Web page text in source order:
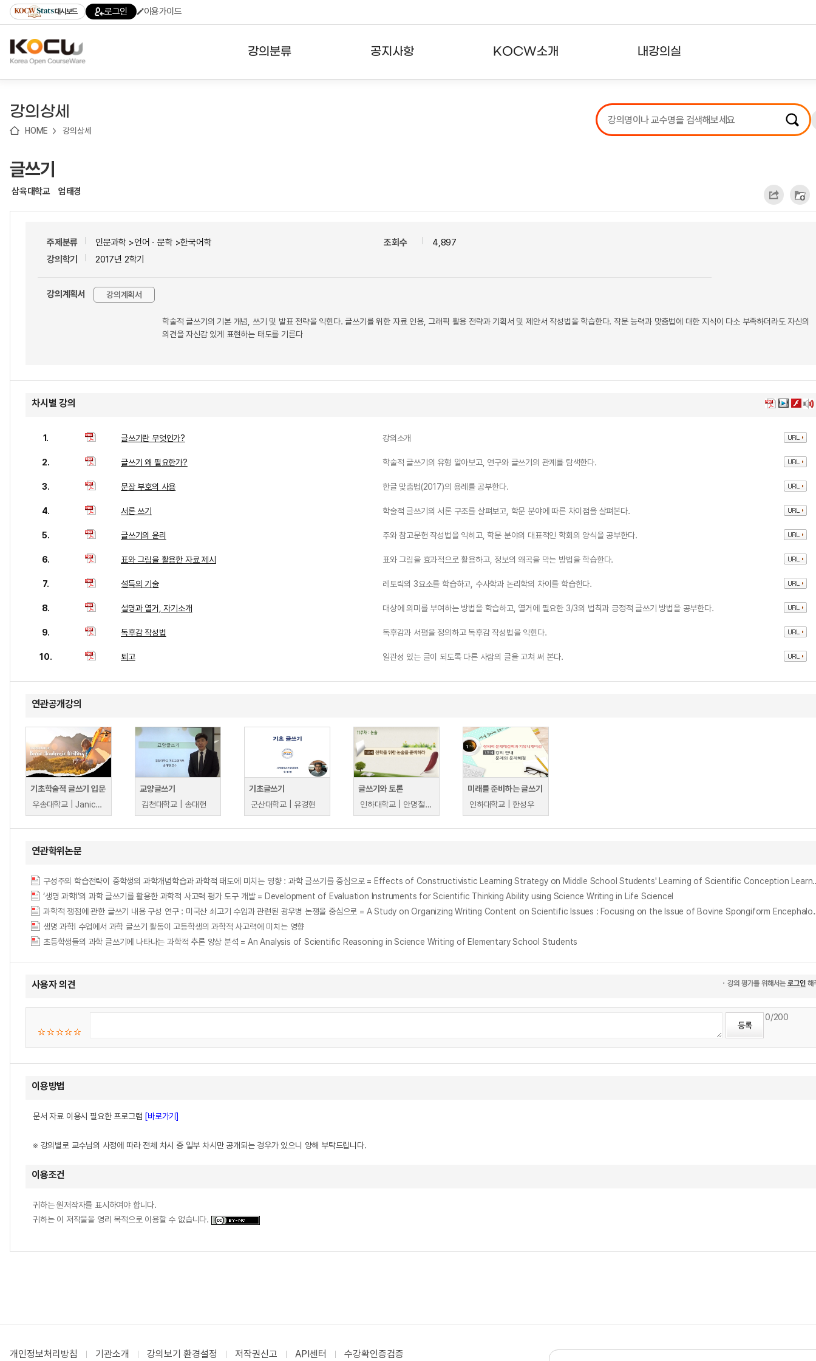
기
기
기
content)
가
대시보드 로그인 이용가이드
강의분류 공지사항 KOCW소개 내강의실
강의리스트
수강확인증강의
강의상세
HOME 강의상세
글쓰기
삼육대학교 엄태경
주제분류
인문과학 >언어ㆍ문학 >한국어학
강의학기
2017년 2학기
조회수 4,897
강의계획서 강의계획서
학술적 글쓰기의 기본 개념, 쓰기 및 발표 전략을 익힌다. 글쓰기를 위한 자료 인용, 그래픽 활용 전략과 기획서 및 제안서 작성법을 학습한다. 작문 능력과 맞춤법에 대한 지식이 다소 부족하더라도 자신의
의견을 자신감 있게 표현하는 태도를 기른다
차시별 강의
1. 글쓰기란 무엇인가? 강의소개
2. 글쓰기 왜 필요한가? 학술적 글쓰기의 유형 알아보고, 연구와 글쓰기의 관계를 탐색한다.
3. 문장 부호의 사용 한글 맞춤법(2017)의 용례를 공부한다.
4. 서론 쓰기 학술적 글쓰기의 서론 구조를 살펴보고, 학문 분야에 따른 차이점을 살펴본다.
5. 글쓰기의 윤리 주와 참고문헌 작성법을 익히고, 학문 분야의 대표적인 학회의 양식을 공부한다.
6. 표와 그림을 활용한 자료 제시 표와 그림을 효과적으로 활용하고, 정보의 왜곡을 막는 방법을 학습한다.
7. 설득의 기술 레토릭의 3요소를 학습하고, 수사학과 논리학의 차이를 학습한다.
8. 설명과 열거, 자기소개 대상에 의미를 부여하는 방법을 학습하고, 열거에 필요한 3/3의 법칙과 긍정적 글쓰기 방법을 공부한다.
9. 독후감 작성법 독후감과 서평을 정의하고 독후감 작성법을 익힌다.
10. 퇴고 일관성 있는 글이 되도록 다른 사람의 글을 고쳐 써 본다.
연관공개강의
기초학술적 글쓰기 입문
우송대학교 | Janice Lee
교양글쓰기
김천대학교 | 송대헌
기초글쓰기
군산대학교 | 유경현
글쓰기와 토론
인하대학교 | 안명철 외
미래를 준비하는 글쓰기
인하대학교 | 한성우
연관학위논문
구성주의 학습전략이 중학생의 과학개념학습과 과학적 태도에 미치는 영향 :
‘생명 과학Ⅰ’의 과학 글쓰기를 활용한 과학적 사고력 평가 도구 개발 = Development of Evaluation Instruments for Scientific Thinking Ability using Science Writing in Life ScienceⅠ
과학적 쟁점에 관한 글쓰기 내용 구성 연구 : 미국산 쇠고기 수
생명 과학Ⅰ 수업에서 과학 글쓰기 활동이 고등학생의 과학적 사고력에 미치는 영향
초등학생들의 과학 글쓰기에 나타나는 과학적 추론 양상 분석 = An Analysis of Scientific Reasoning in Science Writing of Elementary School Students
사용자 의견
0/200
이용방법
문서 자료 이용시 필요한 프로그램 [바로가기]
※ 강의별로 교수님의 사정에 따라 전체 차시 중 일부 차시만 공개되는 경우가 있으니 양해 부탁드립니다.
이용조건
귀하는 원저작자를 표시하여야 합니다.
귀하는 이 저작물을 영리 목적으로 이용할 수 없습니다.
개인정보처리방침 기관소개 강의보기 환경설정 저작권신고 API센터 수강확인증검증